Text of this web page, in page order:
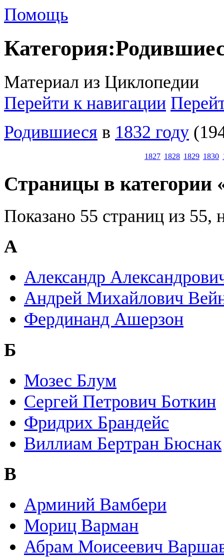
Помощь
Категория:
Материал из Циклопедии
Перейти к навигации
Родившиеся в 1832 году
1827 1828 1829 1830
Страницы в категории
Показано 55 страниц из 55,
А
Александр
Андрей Михайлович
Фердинанд Ашерзон
Б
Мозес Блум
Сергей Петрович Боткин
Фридрих Брандейс
Виллиам Бертран Бюснак
В
Арминий Вамбери
Мориц Варман
Абрам Моисеевич